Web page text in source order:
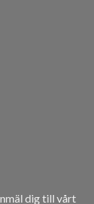
dig till vårt